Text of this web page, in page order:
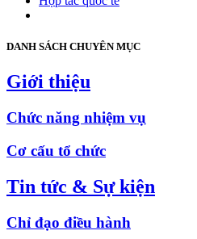
DANH SÁCH CHUYÊN MỤC
Giới thiệu
Chức năng nhiệm vụ
Cơ cấu tổ chức
Tin tức & Sự kiện
Chỉ đạo điều hành